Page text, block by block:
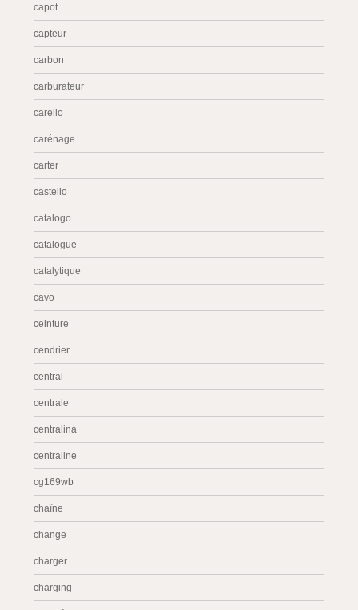
capot
capteur
carbon
carburateur
carello
carénage
carter
castello
catalogo
catalogue
catalytique
cavo
ceinture
cendrier
central
centrale
centralina
centraline
cg169wb
chaîne
change
charger
charging